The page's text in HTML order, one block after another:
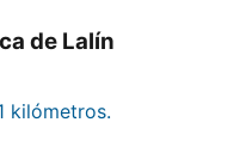
de Lalín
kilómetros.